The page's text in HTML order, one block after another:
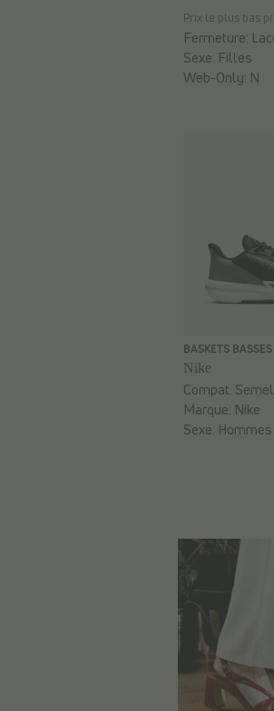
Prix le plus bas
Fermeture:
Sexe: Filles
Web-Only: N
BASKETS BASSES
Nike
Compat.
Marque: Nike
Sexe: Hommes